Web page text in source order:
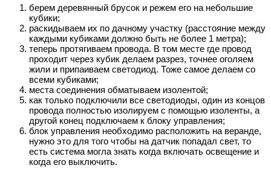
берем деревянный брусок и режем его на небольшие
кубики;
раскидываем их по дачному участку (расстояние между
каждыми кубиками должно быть не более 1 метра);
теперь протягиваем провода. В том месте где провод
проходит через кубик делаем разрез, точнее оголяем
жили и припаиваем светодиод. Тоже самое делаем со
всеми кубиками;
места соединения обматываем изолентой;
как только подключили все светодиоды, один из концов
провода полностью изолируем с помощью изоленты, а
другой конец подключаем к блоку управления;
блок управления необходимо расположить на веранде,
нужно это для того чтобы на датчик попадал свет, то
есть система могла знать когда включать освещение и
когда его выключить.